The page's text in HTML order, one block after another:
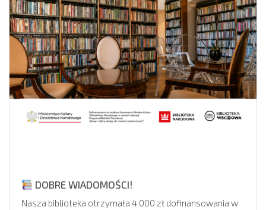
DOBRE WIADOMOŚCI!
Nasza biblioteka otrzymała 4 000 zł dofinansowania w